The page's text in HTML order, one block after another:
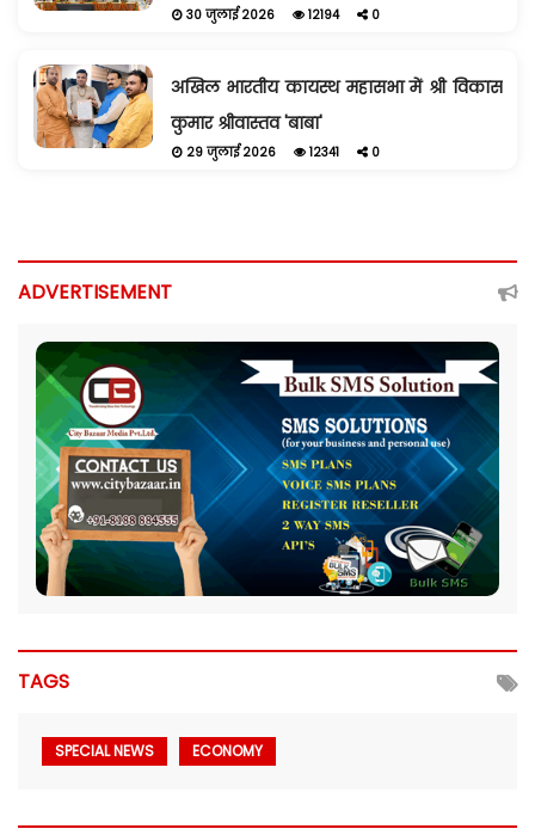
30 जुलाई 2026 12194 0
अखिल भारतीय कायस्थ महासभा में श्री विकास
कुमार श्रीवास्तव 'बाबा'
29 जुलाई 2026 12341 0
ADVERTISEMENT
TAGS
SPECIAL NEWS ECONOMY